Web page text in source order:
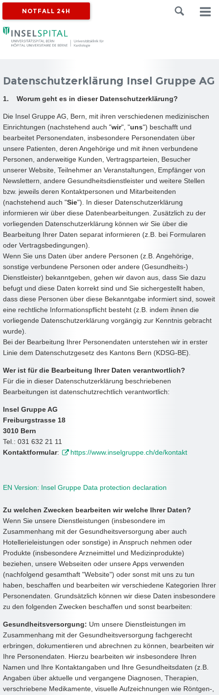
NOTFALL 24H
Datenschutzerklärung Insel Gruppe AG
1. Worum geht es in dieser Datenschutzerklärung?
Die Insel Gruppe AG, Bern, mit ihren verschiedenen medizinischen
Einrichtungen (nachstehend auch "wir", "uns") beschafft und
bearbeitet Personendaten, insbesondere Personendaten über
unsere Patienten, deren Angehörige und mit ihnen verbundene
Personen, anderweitige Kunden, Vertragsparteien, Besucher
unserer Website, Teilnehmer an Veranstaltungen, Empfänger von
Newslettern, andere Gesundheitsdienstleister und weitere Stellen
bzw. jeweils deren Kontaktpersonen und Mitarbeitenden
(nachstehend auch "Sie"). In dieser Datenschutzerklärung
informieren wir über diese Datenbearbeitungen. Zusätzlich zu der
vorliegenden Datenschutzerklärung können wir Sie über die
Bearbeitung Ihrer Daten separat informieren (z.B. bei Formularen
oder Vertragsbedingungen).
Wenn Sie uns Daten über andere Personen (z.B. Angehörige,
sonstige verbundene Personen oder andere (Gesundheits-)
Dienstleister) bekanntgeben, gehen wir davon aus, dass Sie dazu
befugt und diese Daten korrekt sind und Sie sichergestellt haben,
dass diese Personen über diese Bekanntgabe informiert sind, soweit
eine rechtliche Informationspflicht besteht (z.B. indem ihnen die
vorliegende Datenschutzerklärung vorgängig zur Kenntnis gebracht
wurde).
Bei der Bearbeitung Ihrer Personendaten unterstehen wir in erster
Linie dem Datenschutzgesetz des Kantons Bern (KDSG-BE).
Wer ist für die Bearbeitung Ihrer Daten verantwortlich?
Für die in dieser Datenschutzerklärung beschriebenen
Bearbeitungen ist datenschutzrechtlich verantwortlich:
Insel Gruppe AG
Freiburgstrasse 18
3010 Bern
Tel.: 031 632 21 11
Kontaktformular: https://www.inselgruppe.ch/de/kontakt
EN Version: Insel Gruppe Data protection declaration
Zu welchen Zwecken bearbeiten wir welche Ihrer Daten?
Wenn Sie unsere Dienstleistungen (insbesondere im
Zusammenhang mit der Gesundheitsversorgung aber auch
Hotellerieleistungen oder sonstige) in Anspruch nehmen oder
Produkte (insbesondere Arzneimittel und Medizinprodukte)
beziehen, unsere Webseiten oder unsere Apps verwenden
(nachfolgend gesamthaft "Website") oder sonst mit uns zu tun
haben, beschaffen und bearbeiten wir verschiedene Kategorien Ihrer
Personendaten. Grundsätzlich können wir diese Daten insbesondere
zu den folgenden Zwecken beschaffen und sonst bearbeiten:
Gesundheitsversorgung: Um unsere Dienstleistungen im
Zusammenhang mit der Gesundheitsversorgung fachgerecht
erbringen, dokumentieren und abrechnen zu können, bearbeiten wir
Ihre Personendaten. Hierzu bearbeiten wir insbesondere Ihren
Namen und Ihre Kontaktangaben und Ihre Gesundheitsdaten (z.B.
Angaben über aktuelle und vergangene Diagnosen, Therapien,
verschriebene Medikamente, visuelle Aufzeichnungen wie Röntgen-,